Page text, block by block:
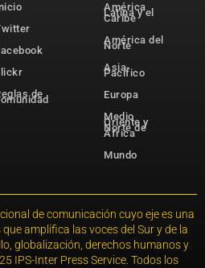
de
América
Latina y el
Caribe
América del
Norte
Asia-
Pacífico
Europa
Medio
Oriente y
Norte de
África
Mundo
de comunicación cuyo eje es una
amplifica las voces del Sur y de la
globalización, derechos humanos y
IPS-Inter Press Service. Todos los